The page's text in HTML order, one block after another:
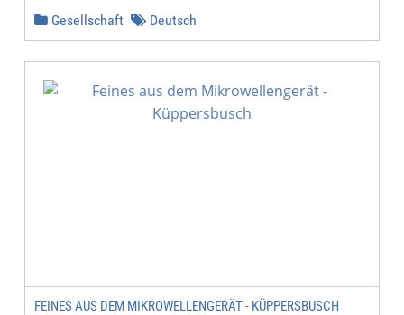
Gesellschaft Deutsch
FEINES AUS DEM MIKROWELLENGERÄT - KÜPPERSBUSCH